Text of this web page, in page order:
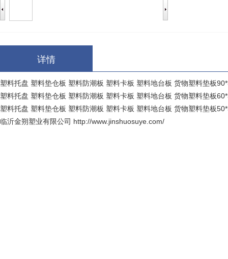
详情
塑料托盘 塑料垫仓板 塑料防潮板 塑料卡板 塑料地台板 货物塑料垫板
塑料托盘 塑料垫仓板 塑料防潮板 塑料卡板 塑料地台板 货物塑料垫板
塑料托盘 塑料垫仓板 塑料防潮板 塑料卡板 塑料地台板 货物塑料垫板
临沂金朔塑业有限公司 http://www.jinshuosuye.com/